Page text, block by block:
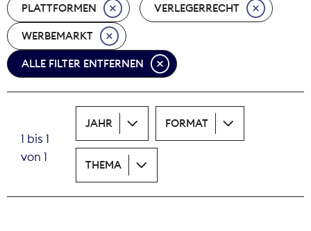
Nova Award
Pressefreiheit
Print
Recht
Tarifpolitik
Theodor-Wolff-Preis
PLATTFORMEN VERLEGERRECHT
WERBEMARKT
ALLE FILTER ENTFERNEN
1 bis 1
von 1
JAHR FORMAT
THEMA